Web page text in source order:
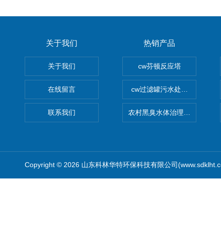
关于我们
关于我们
在线留言
联系我们
热销产品
cw芬顿反应塔
cw过滤罐污水处理设备 多介
农村黑臭水体治理设备
Copyright © 2026 山东科林华特环保科技有限公司